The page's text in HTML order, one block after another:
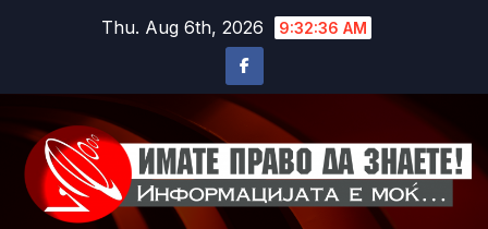
Thu. Aug 6th, 2026 9:32:39 AM